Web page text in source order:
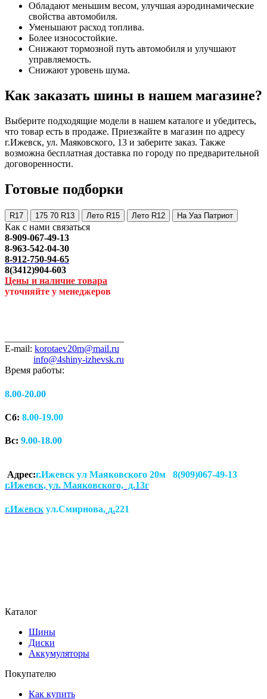
Обладают меньшим весом, улучшая аэродинамические
свойства автомобиля.
Уменьшают расход топлива.
Более износостойкие.
Снижают тормозной путь автомобиля и улучшают
управляемость.
Снижают уровень шума.
Как заказать шины в нашем магазине?
Выберите подходящие модели в нашем каталоге и убедитесь,
что товар есть в продаже. Приезжайте в магазин по адресу
г.Ижевск, ул. Маяковского, 13 и заберите заказ. Также
возможна бесплатная доставка по городу по предварительной
договоренности.
Готовые подборки
R17 175 70 R13 Лето R15 Лето R12 На Уаз Патриот
Как с нами связаться
8-909-067-49-13
8-963-542-04-30
8-912-750-94-65
8(3412)904-603
Цены и наличие товара
уточняйте у менеджеров
E-mail: korotaev20m@mail.ru
info@4shiny-izhevsk.ru
Время работы:
8.00-20.00
Сб: 8.00-19.00
Вс: 9.00-18.00
Адрес:г.Ижевск ул Маяковского 20м 8(909)067-49-13
г.Ижевск, ул. Маяковского, д.13г
г.Ижевск ул.Смирнова, д.221
Каталог
Шины
Диски
Аккумуляторы
Покупателю
Как купить